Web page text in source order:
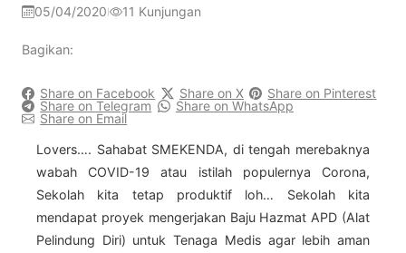
05/04/2020 11 Kunjungan
Bagikan:
Share on Facebook Share on X
Share on Pinterest
Share on Telegram
Share on WhatsApp
Share on Email
Lovers…. Sahabat SMEKENDA, di tengah merebaknya
wabah COVID-19 atau istilah populernya Corona,
Sekolah kita tetap produktif loh… Sekolah kita
mendapat proyek mengerjakan Baju Hazmat APD (Alat
Pelindung Diri) untuk Tenaga Medis agar lebih aman